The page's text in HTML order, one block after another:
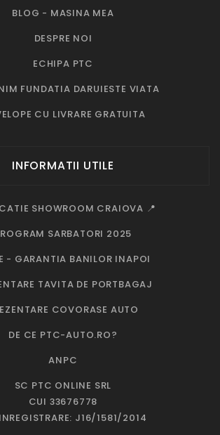
BLOG - MASINA MEA
DESPRE NOI
ECHIPA PTC
FUNDATIA DARUIESTE VIATA
CU LIVRARE GRATUITA
INFORMATII UTILE
SHOWROOM CRAIOVA 📍
SARBATORI 2025
- GARANTIA BANILOR INAPOI
TAVITA DE PORTBAGAJ
COVORASE AUTO
DE CE PTC-AUTO.RO?
ANPC
SC PTC ONLINE SRL
CUI 33676778
J16/1581/2014